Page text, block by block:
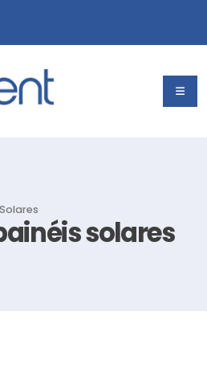
solares